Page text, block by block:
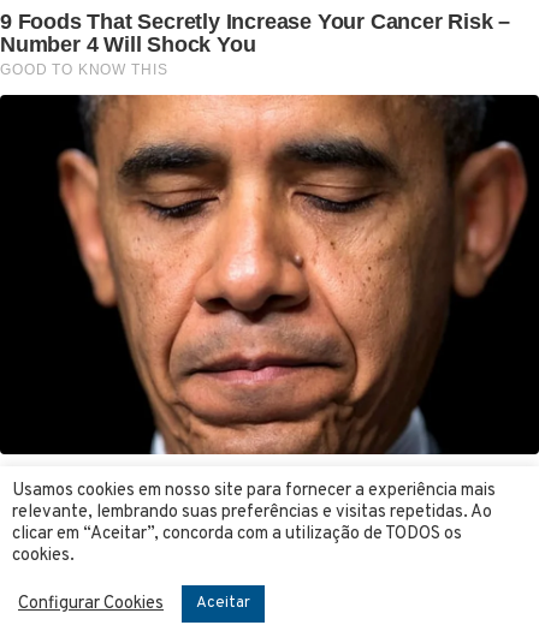
Usamos cookies em nosso site para fornecer a experiência mais
relevante, lembrando suas preferências e visitas repetidas. Ao
clicar em “Aceitar”, concorda com a utilização de TODOS os
cookies.
Configurar Cookies Aceitar